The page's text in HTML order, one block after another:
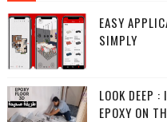
EASY
SIMPLY
LOOK DEEP
EPOXY ON